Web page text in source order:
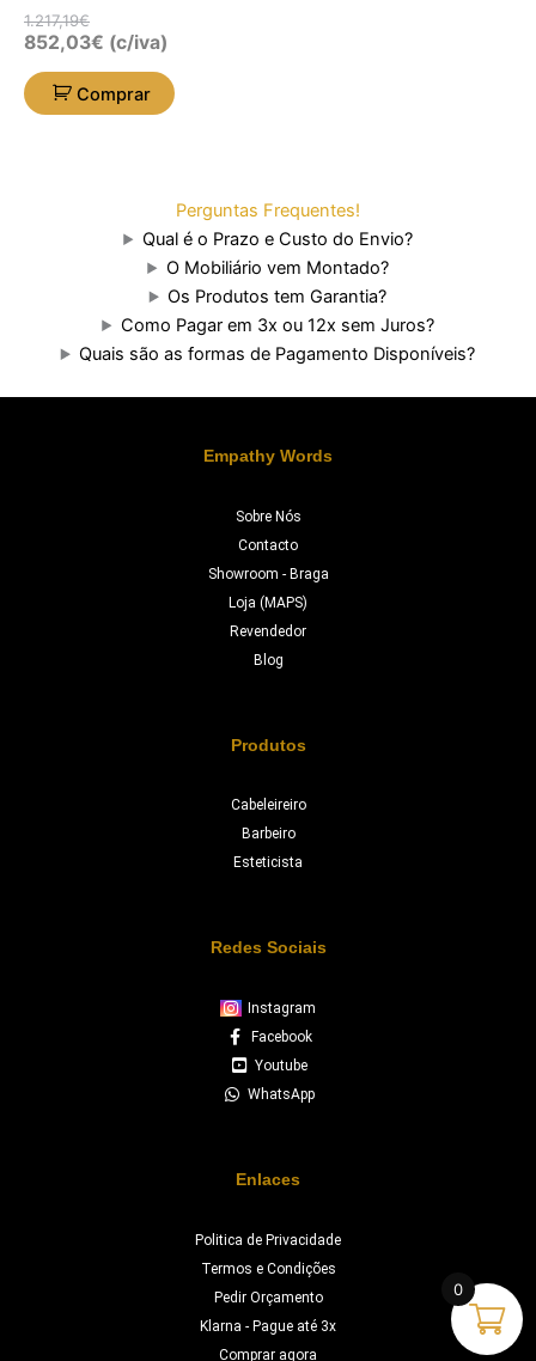
1.217,19€
852,03€ (c/iva)
Comprar
Perguntas Frequentes!
Qual é o Prazo e Custo do Envio?
O Mobiliário vem Montado?
Os Produtos tem Garantia?
Como Pagar em 3x ou 12x sem Juros?
Quais são as formas de Pagamento Disponíveis?
Empathy Words
Sobre Nós
Contacto
Showroom - Braga
Loja (MAPS)
Revendedor
Blog
Produtos
Cabeleireiro
Barbeiro
Esteticista
Redes Sociais
Instagram
Facebook
Youtube
WhatsApp
Enlaces
Politica de Privacidade
Termos e Condições
Pedir Orçamento
Klarna - Pague até 3x
Comprar agora
0